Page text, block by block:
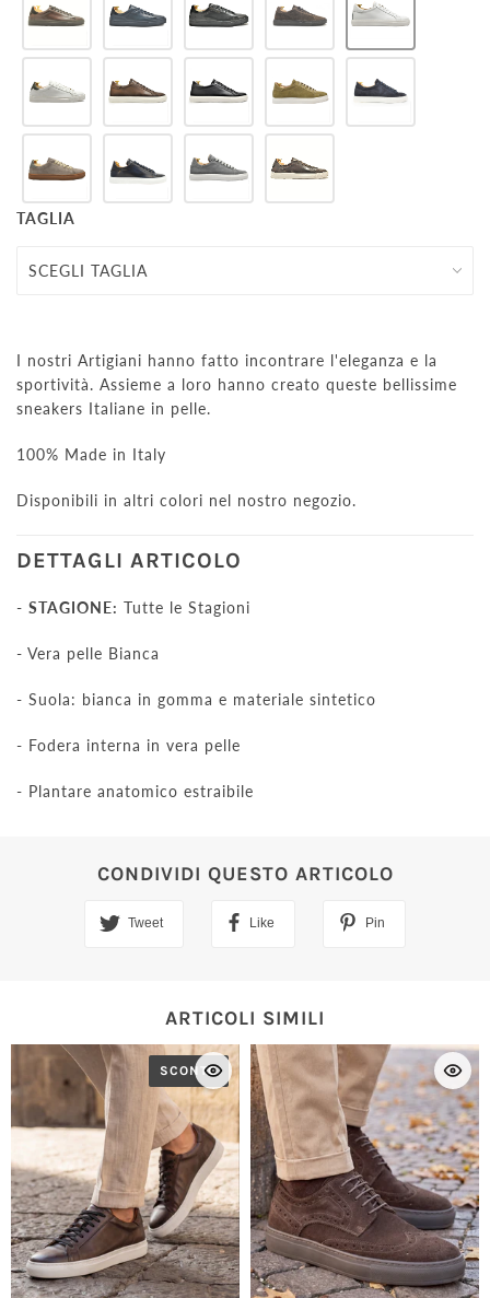
TAGLIA
I nostri Artigiani hanno fatto incontrare l'eleganza e la
sportività. Assieme a loro hanno creato queste bellissime
sneakers Italiane in pelle.
100% Made in Italy
Disponibili in altri colori nel nostro negozio.
DETTAGLI ARTICOLO
- STAGIONE: Tutte le Stagioni
- Vera pelle Bianca
- Suola: bianca in gomma e materiale sintetico
- Fodera interna in vera pelle
- Plantare anatomico estraibile
CONDIVIDI QUESTO ARTICOLO
Tweet Like Pin
ARTICOLI SIMILI
SCONTO